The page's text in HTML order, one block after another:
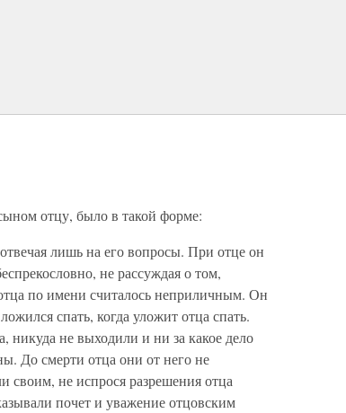
отцу, было в такой форме:
лишь на его вопросы. При отце он
не рассуждая о том,
по имени считалось неприличным. Он
спать, когда уложит отца спать.
никуда не выходили и ни за какое дело
До смерти отца они от него не
своим, не испрося разрешения отца
почет и уважение отцовским